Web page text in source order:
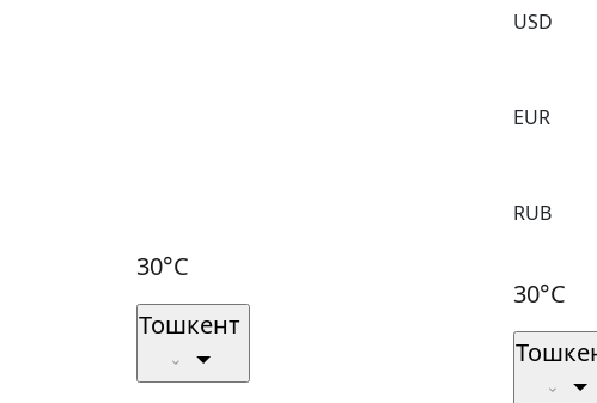
30°C
Тошкент
USD
EUR
RUB
30°C